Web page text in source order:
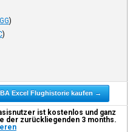
)
)
Excel Flughistorie kaufen →
ist kostenlos und ganz
der zurückliegenden 3 months.